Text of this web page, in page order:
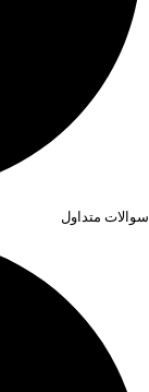
سوالات متداول